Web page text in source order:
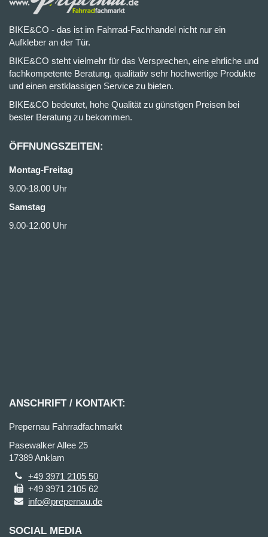
BIKE&CO - das ist im Fahrrad-Fachhandel nicht nur ein
Aufkleber an der Tür.
BIKE&CO steht vielmehr für das Versprechen, eine ehrliche und
fachkompetente Beratung, qualitativ sehr hochwertige Produkte
und einen erstklassigen Service zu bieten.
BIKE&CO bedeutet, hohe Qualität zu günstigen Preisen bei
bester Beratung zu bekommen.
ÖFFNUNGSZEITEN:
Montag-Freitag
9.00-18.00 Uhr
Samstag
9.00-12.00 Uhr
ANSCHRIFT / KONTAKT:
Prepernau Fahrradfachmarkt
Pasewalker Allee 25
17389 Anklam
+49 3971 2105 50
+49 3971 2105 62
info@prepernau.de
SOCIAL MEDIA